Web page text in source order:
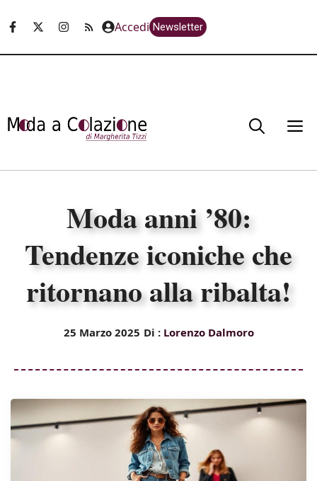
Accedi Newsletter
Moda anni ’80:
Tendenze iconiche che
ritornano alla ribalta!
25 Marzo 2025 Di : Lorenzo Dalmoro